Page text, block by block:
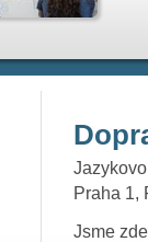
Praha 1,
Jsme